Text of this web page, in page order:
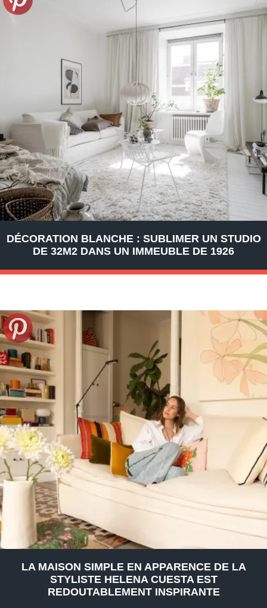
DÉCORATION BLANCHE : SUBLIMER UN STUDIO
DE 32M2 DANS UN IMMEUBLE DE 1926
LA MAISON SIMPLE EN APPARENCE DE LA
STYLISTE HELENA CUESTA EST
REDOUTABLEMENT INSPIRANTE